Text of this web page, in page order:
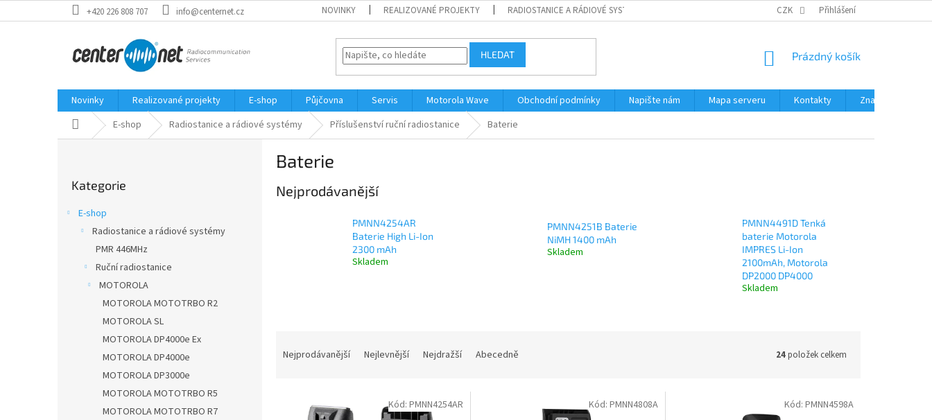
na
+420 226 808 707 info@centernet.cz NOVINKY REALIZOVANÉ PROJEKTY RADIOSTANICE A RÁDIOVÉ SYSTÉMY PŘÍSLUŠENSTVÍ RUČNÍ RADIOSTANICE PŮJČOVNA
CZK Přihlášení
HLEDAT
NÁKUPNÍ
Prázdný košík
Novinky Realizované projekty E-shop Půjčovna Servis Motorola Wave Obchodní podmínky Napište nám Mapa serveru Kontakty
Značky
Domů E-shop Radiostanice a rádiové systémy Příslušenství ruční radiostanice Baterie
kategorie
Kategorie
E-shop
Radiostanice a rádiové systémy
PMR 446MHz
Ruční radiostanice
MOTOROLA
MOTOROLA MOTOTRBO R2
MOTOROLA SL
MOTOROLA DP4000e Ex
MOTOROLA DP4000e
MOTOROLA DP3000e
MOTOROLA MOTOTRBO R5
MOTOROLA MOTOTRBO R7
Baterie
Nejprodávanější
PMNN4254AR
Baterie High Li-Ion
2300 mAh
Skladem
PMNN4251B Baterie
NiMH 1400 mAh
Skladem
PMNN4491D Tenká
baterie Motorola
IMPRES Li-Ion
2100mAh, Motorola
DP2000 DP4000
Skladem
Nejprodávanější Nejlevnější Nejdražší Abecedně 24položek celkem
Kód: PMNN4254AR Kód: PMNN4808A Kód: PMNN4598A